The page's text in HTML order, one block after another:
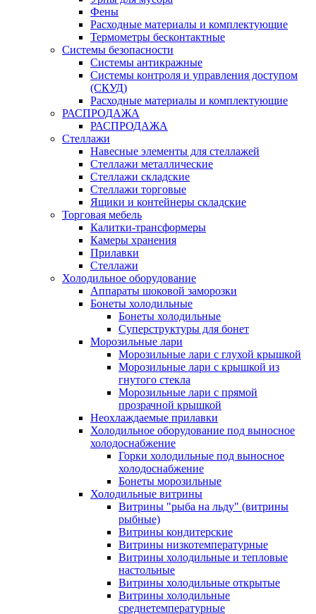
Фены
Расходные материалы и комплектующие
Термометры бесконтактные
Системы безопасности
Системы антикражные
Системы контроля и управления доступом
(СКУД)
Расходные материалы и комплектующие
РАСПРОДАЖА
РАСПРОДАЖА
Стеллажи
Навесные элементы для стеллажей
Стеллажи металлические
Стеллажи складские
Стеллажи торговые
Ящики и контейнеры складские
Торговая мебель
Калитки-трансформеры
Камеры хранения
Прилавки
Стеллажи
Холодильное оборудование
Аппараты шоковой заморозки
Бонеты холодильные
Бонеты холодильные
Суперструктуры для бонет
Морозильные лари
Морозильные лари с глухой крышкой
Морозильные лари с крышкой из
гнутого стекла
Морозильные лари с прямой
прозрачной крышкой
Неохлаждаемые прилавки
Холодильное оборудование под выносное
холодоснабжение
Горки холодильные под выносное
холодоснабжение
Бонеты морозильные
Холодильные витрины
Витрины "рыба на льду" (витрины
рыбные)
Витрины кондитерские
Витрины низкотемпературные
Витрины холодильные и тепловые
настольные
Витрины холодильные открытые
Витрины холодильные
среднетемпературные